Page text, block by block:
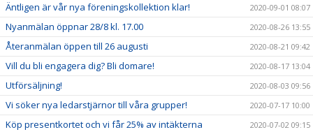
Äntligen är vår nya föreningskollektion klar! 2020-09-01 08:07
Nyanmälan öppnar 28/8 kl. 17.00 2020-08-26 13:55
Återanmälan öppen till 26 augusti 2020-08-21 09:42
Vill du bli engagera dig? Bli domare! 2020-08-17 13:04
Utförsäljning! 2020-08-03 09:56
Vi söker nya ledarstjärnor till våra grupper! 2020-07-17 10:00
Köp presentkortet och vi får 25% av intäkterna 2020-07-02 09:15